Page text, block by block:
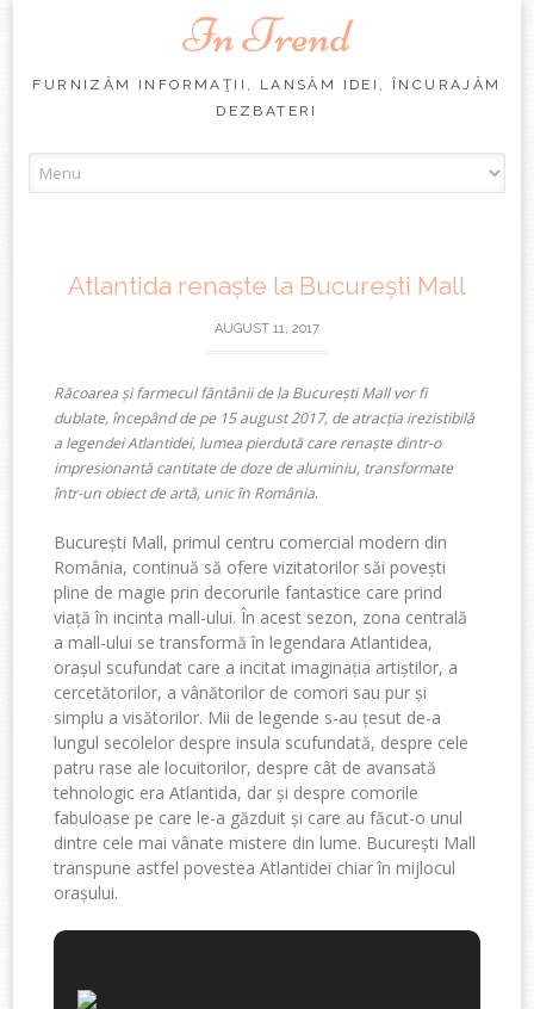
In Trend
FURNIZĂM INFORMAŢII, LANSĂM IDEI, ÎNCURAJĂM
DEZBATERI
to
Atlantida renaște la București Mall
AUGUST 11, 2017
Răcoarea și farmecul fântânii de la București Mall vor fi
dublate, începând de pe 15 august 2017, de atracția irezistibilă
a legendei Atlantidei, lumea pierdută care renaște dintr-o
impresionantă cantitate de doze de aluminiu, transformate
într-un obiect de artă, unic în România.
București Mall, primul centru comercial modern din
România, continuă să ofere vizitatorilor săi povești
pline de magie prin decorurile fantastice care prind
viață în incinta mall-ului. În acest sezon, zona centrală
a mall-ului se transformă în legendara Atlantidea,
orașul scufundat care a incitat imaginația artiștilor, a
cercetătorilor, a vânătorilor de comori sau pur și
simplu a visătorilor. Mii de legende s-au țesut de-a
lungul secolelor despre insula scufundată, despre cele
patru rase ale locuitorilor, despre cât de avansată
tehnologic era Atlantida, dar și despre comorile
fabuloase pe care le-a găzduit și care au făcut-o unul
dintre cele mai vânate mistere din lume. București Mall
transpune astfel povestea Atlantidei chiar în mijlocul
orașului.